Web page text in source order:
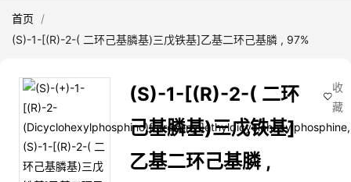
首页
/
(S)-1-[(R)-2-( 二环己基膦基)三戊铁基]乙基二环己基膦 , 97%
(S)-1-[(R)-2-( 二环
己基膦基)三戊铁基]
乙基二环己基膦 ,
收
藏